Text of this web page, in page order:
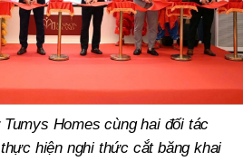
Homes cùng hai đối tác
hiện nghi thức cắt băng khai